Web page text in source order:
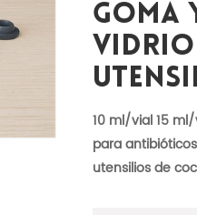
Goma
Vidrio
10 ml/vial 15
para
utensilios de